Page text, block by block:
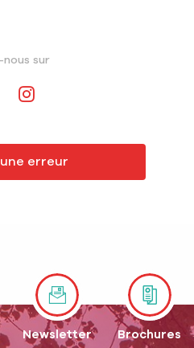
nous sur
erreur
Newsletter Brochures